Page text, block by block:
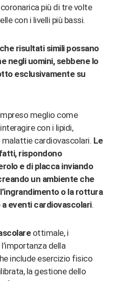
più di tre volte
con i livelli più bassi.
risultati simili possano
negli uomini, sebbene lo
esclusivamente su
meglio come
con i lipidi,
cardiovascolari. Le
rispondono
e di placca inviando
un ambiente che
o la rottura
eventi cardiovascolari.
ottimale, i
della
include esercizio fisico
la gestione dello